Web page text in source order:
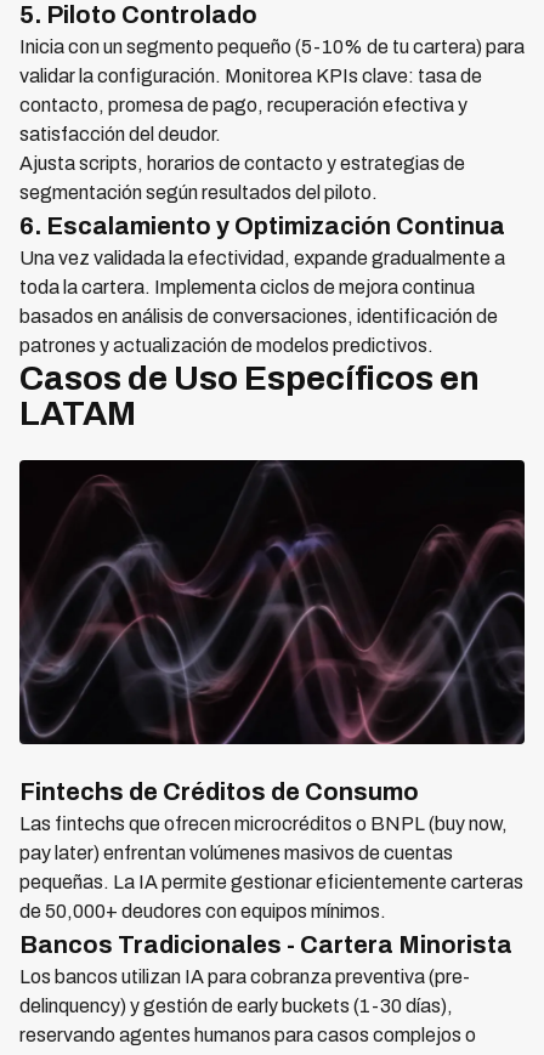
5. Piloto Controlado
Inicia con un segmento pequeño (5-10% de tu cartera) para
validar la configuración. Monitorea KPIs clave: tasa de
contacto, promesa de pago, recuperación efectiva y
satisfacción del deudor.
Ajusta scripts, horarios de contacto y estrategias de
segmentación según resultados del piloto.
6. Escalamiento y Optimización Continua
Una vez validada la efectividad, expande gradualmente a
toda la cartera. Implementa ciclos de mejora continua
basados en análisis de conversaciones, identificación de
patrones y actualización de modelos predictivos.
Casos de Uso Específicos en
LATAM
Fintechs de Créditos de Consumo
Las fintechs que ofrecen microcréditos o BNPL (buy now,
pay later) enfrentan volúmenes masivos de cuentas
pequeñas. La IA permite gestionar eficientemente carteras
de 50,000+ deudores con equipos mínimos.
Bancos Tradicionales - Cartera Minorista
Los bancos utilizan IA para cobranza preventiva (pre-
delinquency) y gestión de early buckets (1-30 días),
reservando agentes humanos para casos complejos o